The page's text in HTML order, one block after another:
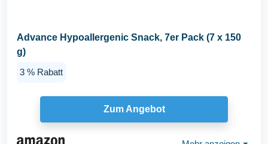
Advance Hypoallergenic Snack, 7er Pack (7 x 150
g)
3 % Rabatt
Zum Angebot